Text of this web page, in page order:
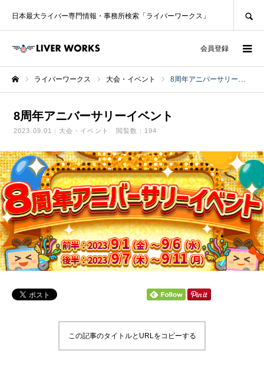
日本最大ライバー専門情報・事務所検索「ライバーワークス」
会員登録
ライバーワークス 大会・イベント 8周年アニバーサリーイベント
8周年アニバーサリーイベント
2023.09.01 大会・イベント 閲覧数：194
この記事のタイトルとURLをコピーする